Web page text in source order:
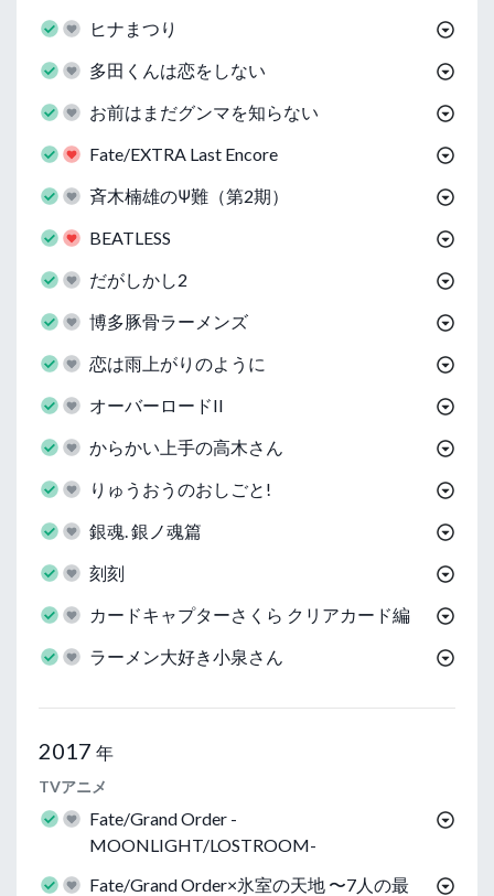
ヒナまつり
多田くんは恋をしない
お前はまだグンマを知らない
Fate/EXTRA Last Encore
斉木楠雄のΨ難（第2期）
BEATLESS
だがしかし2
博多豚骨ラーメンズ
恋は雨上がりのように
オーバーロードII
からかい上手の高木さん
りゅうおうのおしごと!
銀魂. 銀ノ魂篇
刻刻
カードキャプターさくら クリアカード編
ラーメン大好き小泉さん
2017 年
TVアニメ
Fate/Grand Order -
MOONLIGHT/LOSTROOM-
Fate/Grand Order×氷室の天地 〜7人の最